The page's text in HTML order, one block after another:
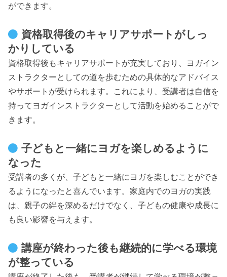
ができます。
資格取得後のキャリアサポートがしっ
かりしている
資格取得後もキャリアサポートが充実しており、ヨガイン
ストラクターとしての道を歩むための具体的なアドバイス
やサポートが受けられます。これにより、受講者は自信を
持ってヨガインストラクターとして活動を始めることがで
きます。
子どもと一緒にヨガを楽しめるように
なった
受講者の多くが、子どもと一緒にヨガを楽しむことができ
るようになったと喜んでいます。家庭内でのヨガの実践
は、親子の絆を深めるだけでなく、子どもの健康や成長に
も良い影響を与えます。
講座が終わった後も継続的に学べる環境
が整っている